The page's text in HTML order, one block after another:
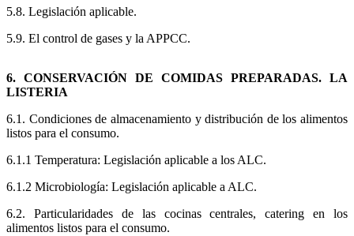
5.8. Legislación aplicable.
5.9. El control de gases y la APPCC.
6. CONSERVACIÓN DE COMIDAS PREPARADAS. LA
LISTERIA
6.1. Condiciones de almacenamiento y distribución de los alimentos
listos para el consumo.
6.1.1 Temperatura: Legislación aplicable a los ALC.
6.1.2 Microbiología: Legislación aplicable a ALC.
6.2. Particularidades de las cocinas centrales, catering en los
alimentos listos para el consumo.